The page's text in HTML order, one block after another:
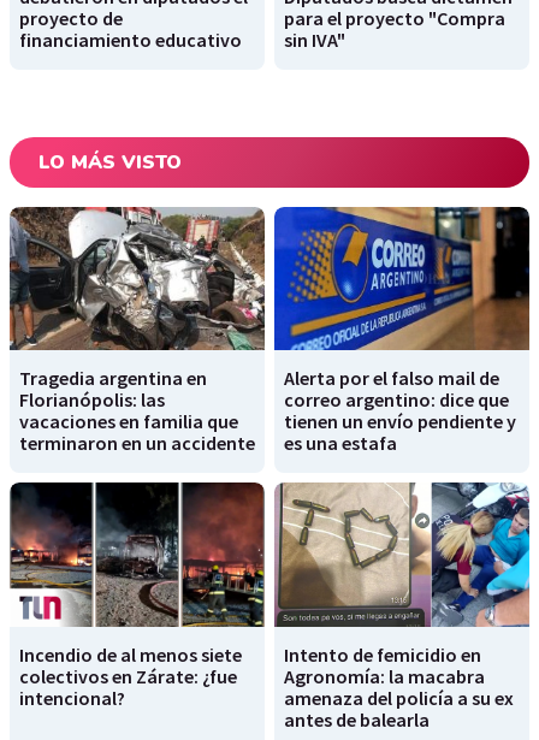
proyecto de
financiamiento educativo
para el proyecto "Compra
sin IVA"
LO MÁS VISTO
Tragedia argentina en
Florianópolis: las
vacaciones en familia que
terminaron en un accidente
Alerta por el falso mail de
correo argentino: dice que
tienen un envío pendiente y
es una estafa
Incendio de al menos siete
colectivos en Zárate: ¿fue
intencional?
Intento de femicidio en
Agronomía: la macabra
amenaza del policía a su ex
antes de balearla